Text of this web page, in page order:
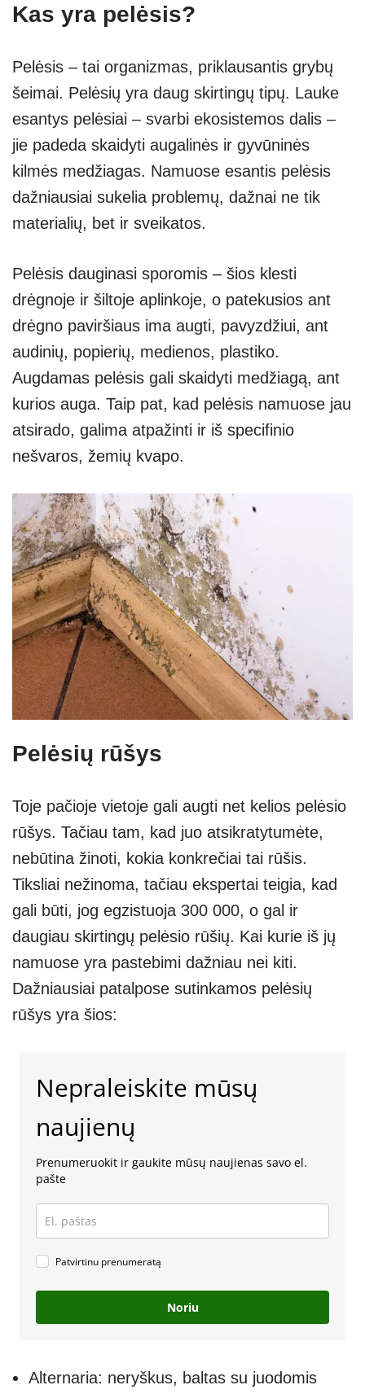
Kas yra pelėsis?
Pelėsis – tai organizmas, priklausantis grybų
šeimai. Pelėsių yra daug skirtingų tipų. Lauke
esantys pelėsiai – svarbi ekosistemos dalis –
jie padeda skaidyti augalinės ir gyvūninės
kilmės medžiagas. Namuose esantis pelėsis
dažniausiai sukelia problemų, dažnai ne tik
materialių, bet ir sveikatos.
Pelėsis dauginasi sporomis – šios klesti
drėgnoje ir šiltoje aplinkoje, o patekusios ant
drėgno paviršiaus ima augti, pavyzdžiui, ant
audinių, popierių, medienos, plastiko.
Augdamas pelėsis gali skaidyti medžiagą, ant
kurios auga. Taip pat, kad pelėsis namuose jau
atsirado, galima atpažinti ir iš specifinio
nešvaros, žemių kvapo.
Pelėsių rūšys
Toje pačioje vietoje gali augti net kelios pelėsio
rūšys. Tačiau tam, kad juo atsikratytumėte,
nebūtina žinoti, kokia konkrečiai tai rūšis.
Tiksliai nežinoma, tačiau ekspertai teigia, kad
gali būti, jog egzistuoja 300 000, o gal ir
daugiau skirtingų pelėsio rūšių. Kai kurie iš jų
namuose yra pastebimi dažniau nei kiti.
Dažniausiai patalpose sutinkamos pelėsių
rūšys yra šios:
Nepraleiskite mūsų
naujienų
Prenumeruokit ir gaukite mūsų naujienas savo el.
pašte
Patvirtinu prenumeratą
Noriu
Alternaria: neryškus, baltas su juodomis